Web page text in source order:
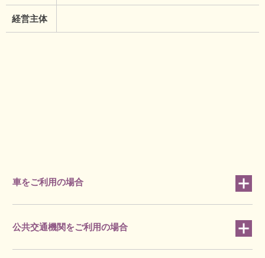
経営主体
車をご利用の場合
公共交通機関をご利用の場合